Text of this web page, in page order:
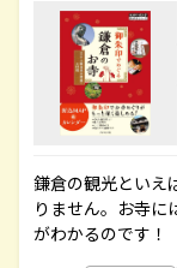
鎌倉の観光といえ
りません。お寺に
がわかるのです！